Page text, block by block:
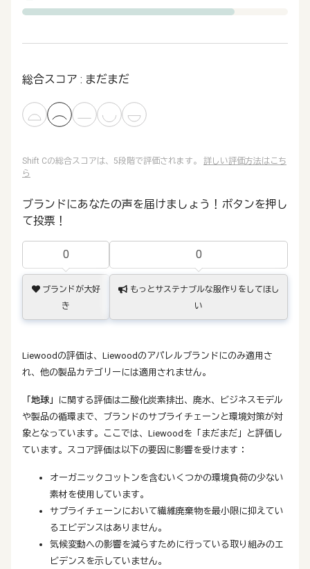
総合スコア : まだまだ
Shift Cの総合スコアは、5段階で評価されます。 詳しい評価方法はこち
ら
ブランドにあなたの声を届けましょう！ボタンを押し
て投票！
0
ブランドが大好
き
0
もっとサステナブルな服作りをしてほし
い
Liewoodの評価は、Liewoodのアパレルブランドにのみ適用さ
れ、他の製品カテゴリーには適用されません。
「地球」
に関する評価は二酸化炭素排出、廃水、ビジネスモデル
や製品の循環まで、ブランドのサプライチェーンと環境対策が対
象となっています。ここでは、Liewoodを「まだまだ」と評価し
ています。スコア評価は以下の要因に影響を受けます：
オーガニックコットンを含むいくつかの環境負荷の少ない
素材を使用しています。
サプライチェーンにおいて繊維廃棄物を最小限に抑えてい
るエビデンスはありません。
気候変動への影響を減らすために行っている取り組みのエ
ビデンスを示していません。